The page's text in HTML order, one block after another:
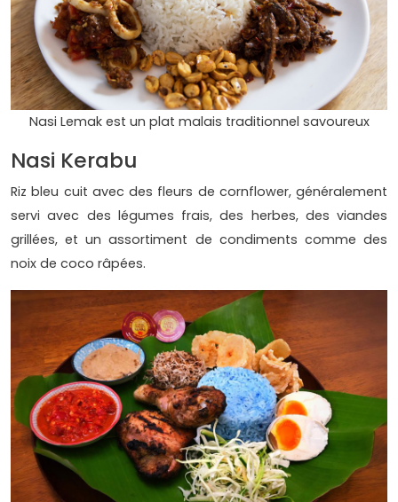
Nasi Lemak est un plat malais traditionnel savoureux
Nasi Kerabu
Riz bleu cuit avec des fleurs de cornflower, généralement
servi avec des légumes frais, des herbes, des viandes
grillées, et un assortiment de condiments comme des
noix de coco râpées.